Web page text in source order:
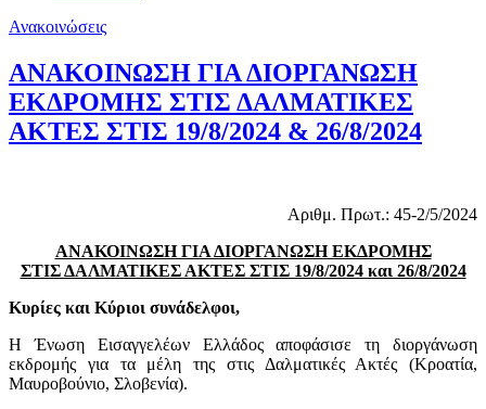
Ανακοινώσεις
ΑΝΑΚΟΙΝΩΣΗ ΓΙΑ ΔΙΟΡΓΑΝΩΣΗ
ΕΚΔΡΟΜΗΣ ΣΤΙΣ ΔΑΛΜΑΤΙΚΕΣ
ΑΚΤΕΣ ΣΤΙΣ 19/8/2024 & 26/8/2024
Αριθμ. Πρωτ.: 45-2/5/2024
ΑΝΑΚΟΙΝΩΣΗ ΓΙΑ ΔΙΟΡΓΑΝΩΣΗ ΕΚΔΡΟΜΗΣ
ΣΤΙΣ ΔΑΛΜΑΤΙΚΕΣ ΑΚΤΕΣ ΣΤΙΣ 19/8/2024 και 26/8/2024
Κυρίες και Κύριοι συνάδελφοι,
Η Ένωση Εισαγγελέων Ελλάδος αποφάσισε τη διοργάνωση
εκδρομής για τα μέλη της στις Δαλματικές Ακτές (Κροατία,
Μαυροβούνιο, Σλοβενία).